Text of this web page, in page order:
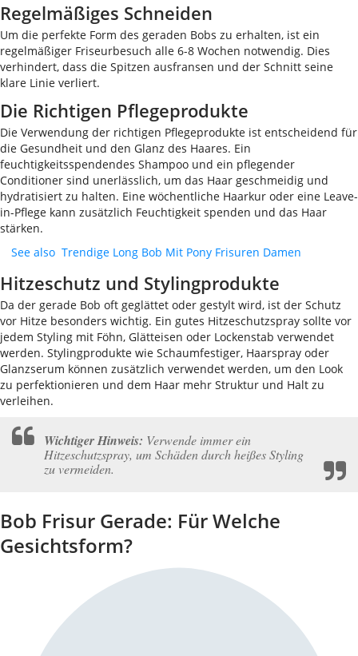
Regelmäßiges Schneiden
Um die perfekte Form des geraden Bobs zu erhalten, ist ein
regelmäßiger Friseurbesuch alle 6-8 Wochen notwendig. Dies
verhindert, dass die Spitzen ausfransen und der Schnitt seine
klare Linie verliert.
Die Richtigen Pflegeprodukte
Die Verwendung der richtigen Pflegeprodukte ist entscheidend für
die Gesundheit und den Glanz des Haares. Ein
feuchtigkeitsspendendes Shampoo und ein pflegender
Conditioner sind unerlässlich, um das Haar geschmeidig und
hydratisiert zu halten. Eine wöchentliche Haarkur oder eine Leave-
in-Pflege kann zusätzlich Feuchtigkeit spenden und das Haar
stärken.
See also Trendige Long Bob Mit Pony Frisuren Damen
Hitzeschutz und Stylingprodukte
Da der gerade Bob oft geglättet oder gestylt wird, ist der Schutz
vor Hitze besonders wichtig. Ein gutes Hitzeschutzspray sollte vor
jedem Styling mit Föhn, Glätteisen oder Lockenstab verwendet
werden. Stylingprodukte wie Schaumfestiger, Haarspray oder
Glanzserum können zusätzlich verwendet werden, um den Look
zu perfektionieren und dem Haar mehr Struktur und Halt zu
verleihen.
Wichtiger Hinweis: Verwende immer ein
Hitzeschutzspray, um Schäden durch heißes Styling
zu vermeiden.
Bob Frisur Gerade: Für Welche
Gesichtsform?